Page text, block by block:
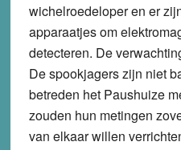
wichelroedeloper en er
apparaatjes om
detecteren. De
De spookjagers zijn niet
betreden het Paushuize
zouden hun metingen
van elkaar willen